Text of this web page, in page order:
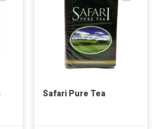
Safari Pure Tea